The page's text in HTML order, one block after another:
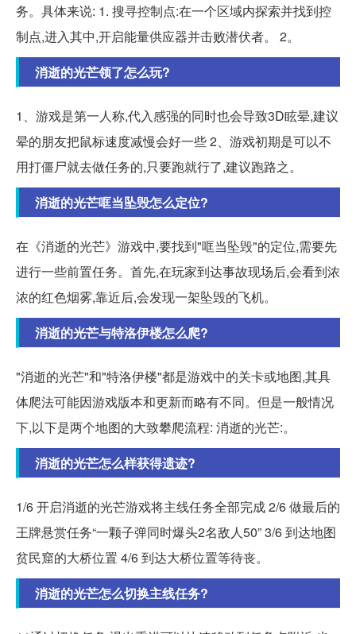
务。具体来说: 1. 搜寻控制点:在一个区域内探索并找到控
制点,进入其中,开启能量供应器并击败潜伏者。 2。
消逝的光芒领了怎么玩?
1、游戏是第一人称,代入感强的同时也会导致3D眩晕,建议
晕的朋友把鼠标速度减慢会好一些 2、游戏初期是可以不
用打僵尸就去做任务的,只要跑就行了,建议跑路之。
消逝的光芒哐当坠毁怎么定位?
在《消逝的光芒》游戏中,要找到"哐当坠毁"的定位,需要先
进行一些前置任务。首先,在玩家到达事故现场后,会看到浓
浓的红色烟雾,靠近后,会发现一架坠毁的飞机。
消逝的光芒与特洛伊楼怎么爬?
"消逝的光芒"和"特洛伊楼"都是游戏中的关卡或地图,其具
体爬法可能因游戏版本和更新而略有不同。但是一般情况
下,以下是两个地图的大致攀爬流程: 消逝的光芒:。
消逝的光芒怎么样获得遗迹?
1/6 开启消逝的光芒游戏将主线任务全部完成 2/6 做最后的
王牌悬赏任务“一颗子弹同时爆头2名敌人50” 3/6 到达地图
贫民窟的大桥位置 4/6 到达大桥位置等待丧。
消逝的光芒怎么切换主线任务?